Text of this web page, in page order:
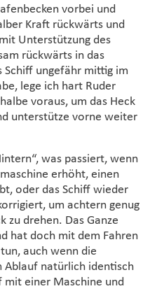
vorbei und
Kraft rückwärts und
Unterstützung des
rückwärts in das
Schiff ungefähr mittig im
lege ich hart Ruder
voraus, um das Heck
unterstütze vorne weiter
was passiert, wenn
erhöht, einen
oder das Schiff wieder
um achtern genug
zu drehen. Das Ganze
hat doch mit dem Fahren
auch wenn die
Ablauf natürlich identisch
mit einer Maschine und